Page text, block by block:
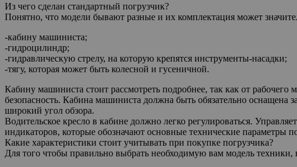
Из чего сделан стандартный погрузчик?
Понятно, что модели бывают разные и их комплектация может
-кабину машиниста;
-гидроцилиндр;
-гидравлическую стрелу, на которую крепятся инструменты-насадки;
-тягу, которая может быть колесной и гусеничной.
Кабину машиниста стоит рассмотреть подробнее, так как от рабочего
безопасность. Кабина машиниста должна быть обязательно оснащена
широкий угол обзора.
Водительское кресло в кабине должно легко регулироваться.
индикаторов, которые обозначают основные технические параметры
Какие характеристики стоит учитывать при покупке погрузчика?
Для того чтобы правильно выбрать необходимую вам модель техники,